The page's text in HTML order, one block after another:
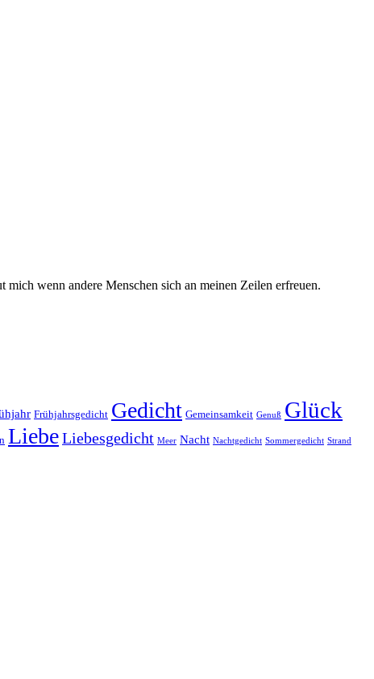
wenn andere Menschen sich an meinen Zeilen erfreuen.
Frühjahrsgedicht Gedicht Gemeinsamkeit Genuß Glück
LiebeLiebesgedicht Meer Nacht Nachtgedicht Sommergedicht Strand